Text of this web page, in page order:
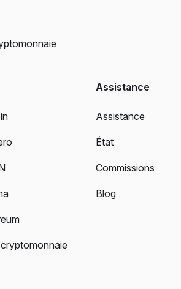
Assistance
Assistance
État
Commissions
Blog